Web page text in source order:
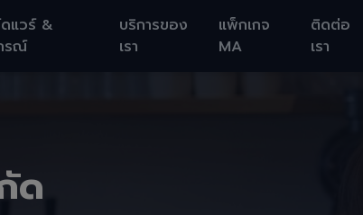
แวร์ &
รณ์
บริการของ
เรา
แพ็กเกจ
MA
ติดต่อ
เรา
ด